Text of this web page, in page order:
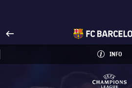
Visita
arrow-
INFO
INFO
UEFA